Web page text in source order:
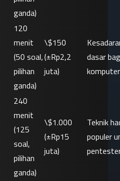
ganda)
120
menit
(50 soal,
pilihan
ganda)
\$150
(±Rp2,2
juta)
dasar
240
menit
(125
soal,
pilihan
ganda)
\$1.000
(±Rp15
juta)
Teknik
populer